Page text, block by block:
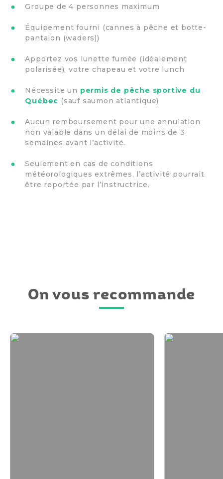
Groupe de 4 personnes maximum
Équipement fourni (cannes à pêche et botte-
pantalon (waders))
Apportez vos lunette fumée (idéalement
polarisée), votre chapeau et votre lunch
Nécessite un permis de pêche sportive du
Québec (sauf saumon atlantique)
Aucun remboursement pour une annulation
non valable dans un délai de moins de 3
semaines avant l’activité.
Seulement en cas de conditions
météorologiques extrêmes, l’activité pourrait
être reportée par l’instructrice.
On vous recommande